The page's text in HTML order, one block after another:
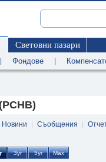
Световни пазари
Фондове
Новини Съобщения